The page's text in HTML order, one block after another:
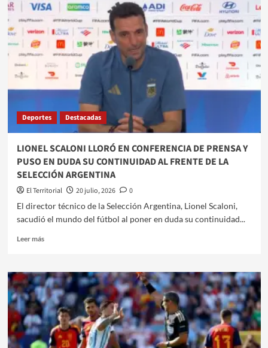
MUNDIAL
REGRESA
AL
PAÍS
UN
CLIMA
RECONOCIMIENTO
SIN
FESTEJOS
Deportes Destacadas
LIONEL SCALONI LLORÓ EN CONFERENCIA DE PRENSA Y
PUSO EN DUDA SU CONTINUIDAD AL FRENTE DE LA
SELECCIÓN ARGENTINA
El Territorial 20 julio, 2026
0
El director técnico de la Selección Argentina, Lionel Scaloni,
sacudió el mundo del fútbol al poner en duda su continuidad...
Leer másLeer
LIONEL
SCALONI
LLORÓ
EN
CONFERENCIA
DE
PRENSA